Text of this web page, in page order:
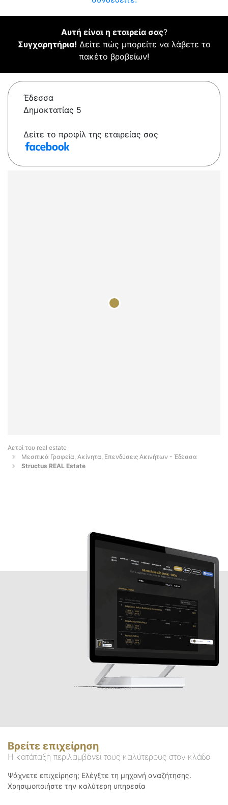
Αυτή είναι η εταιρεία σας?
Συγχαρητήρια! Δείτε πώς μπορείτε να λάβετε το
πακέτο βραβείων!
Έδεσσα
Δημοκτατίας 5
Δείτε το προφίλ της εταιρείας σας
Αετοί του real estate
Μεσιτικά Γραφεία, Ακίνητα, Επενδύσεις Ακινήτων - Έδεσσα
Structus REAL Estate
Βρείτε επιχείρηση
Η κατάταξη περιλαμβάνει τους καλύτερους στον κλάδο
Ψάχνετε επιχείρηση; Ελέγξτε τη μηχανή αναζήτησης.
Χρησιμοποιήστε την καλύτερη υπηρεσία